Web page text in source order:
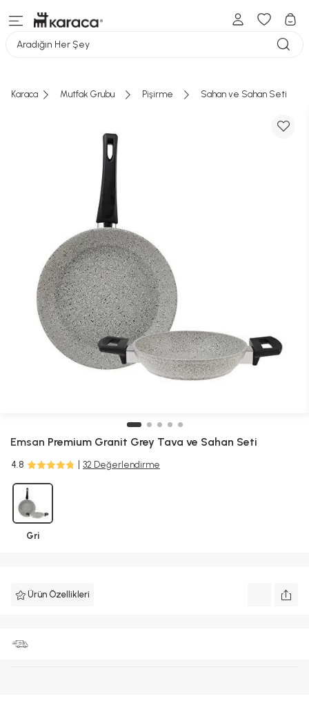
Aradığın Her Şey
Karaca Mutfak Grubu Pişirme Sahan ve Sahan Seti
Emsan Premium Granit Grey Tava ve Sahan Seti
4.8 32 Değerlendirme
Gri
Ürün Özellikleri